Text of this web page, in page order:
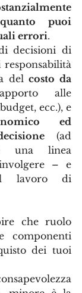
puoi
errori.
decisioni di
del costo da
alle
ecc.), e
ed
(ad
una linea
– e
lavoro di
che ruolo
componenti
dei tuoi